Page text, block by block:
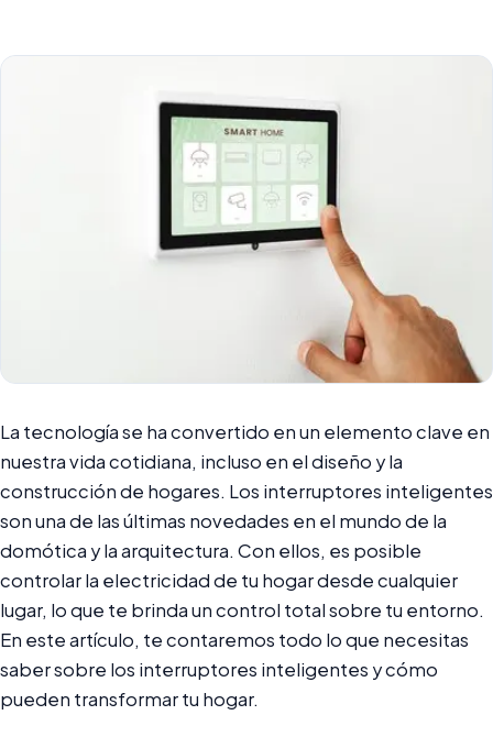
La tecnología se ha convertido en un elemento clave en
nuestra vida cotidiana, incluso en el diseño y la
construcción de hogares. Los interruptores inteligentes
son una de las últimas novedades en el mundo de la
domótica y la arquitectura. Con ellos, es posible
controlar la electricidad de tu hogar desde cualquier
lugar, lo que te brinda un control total sobre tu entorno.
En este artículo, te contaremos todo lo que necesitas
saber sobre los interruptores inteligentes y cómo
pueden transformar tu hogar.